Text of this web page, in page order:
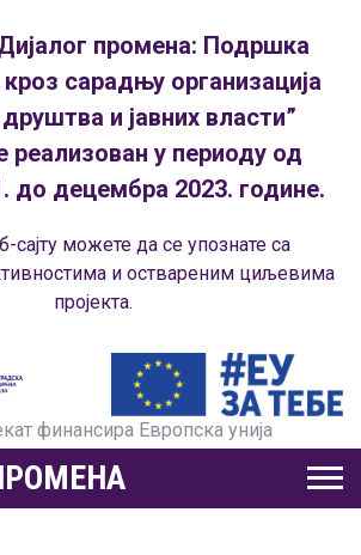
промена: Подршка
сарадњу организација
и јавних власти”
реализован у периоду од
до децембра 2023. године.
сајту можете да се упознате са
и оствареним циљевима
пројекта.
финансира Европска унија